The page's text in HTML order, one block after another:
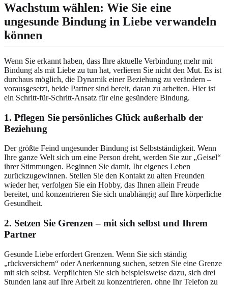
Wachstum wählen: Wie Sie eine
ungesunde Bindung in Liebe verwandeln
können
Wenn Sie erkannt haben, dass Ihre aktuelle Verbindung mehr mit
Bindung als mit Liebe zu tun hat, verlieren Sie nicht den Mut. Es ist
durchaus möglich, die Dynamik einer Beziehung zu verändern –
vorausgesetzt, beide Partner sind bereit, daran zu arbeiten. Hier ist
ein Schritt-für-Schritt-Ansatz für eine gesündere Bindung.
1. Pflegen Sie persönliches Glück außerhalb der
Beziehung
Der größte Feind ungesunder Bindung ist Selbstständigkeit. Wenn
Ihre ganze Welt sich um eine Person dreht, werden Sie zur „Geisel“
ihrer Stimmungen. Beginnen Sie damit, Ihr eigenes Leben
zurückzugewinnen. Stellen Sie den Kontakt zu alten Freunden
wieder her, verfolgen Sie ein Hobby, das Ihnen allein Freude
bereitet, und konzentrieren Sie sich unabhängig auf Ihre körperliche
Gesundheit.
2. Setzen Sie Grenzen – mit sich selbst und Ihrem
Partner
Gesunde Liebe erfordert Grenzen. Wenn Sie sich ständig
„rückversichern“ oder Anerkennung suchen, setzen Sie eine Grenze
mit sich selbst. Verpflichten Sie sich beispielsweise dazu, sich drei
Stunden lang auf Ihre Arbeit zu konzentrieren, ohne Ihr Telefon zu